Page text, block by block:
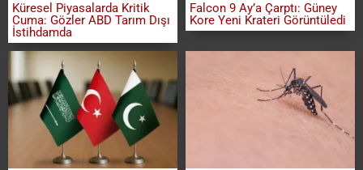
Küresel Piyasalarda Kritik
Cuma: Gözler ABD Tarım Dışı
İstihdamda
Falcon 9 Ay’a Çarptı: Güney
Kore Yeni Krateri Görüntüledi